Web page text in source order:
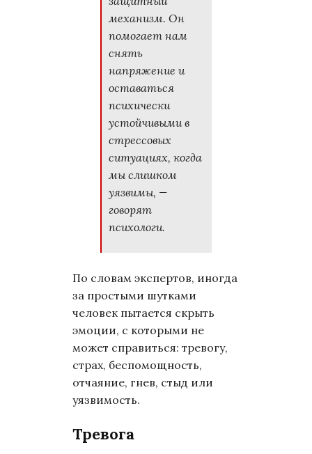
механизм. Он
помогает нам
снять
напряжение и
оставаться
психически
устойчивыми в
стрессовых
ситуациях, когда
мы слишком
уязвимы, —
говорят
психологи.
По словам экспертов, иногда
за простыми шутками
человек пытается скрыть
эмоции, с которыми не
может справиться: тревогу,
страх, беспомощность,
отчаяние, гнев, стыд или
уязвимость.
Тревога